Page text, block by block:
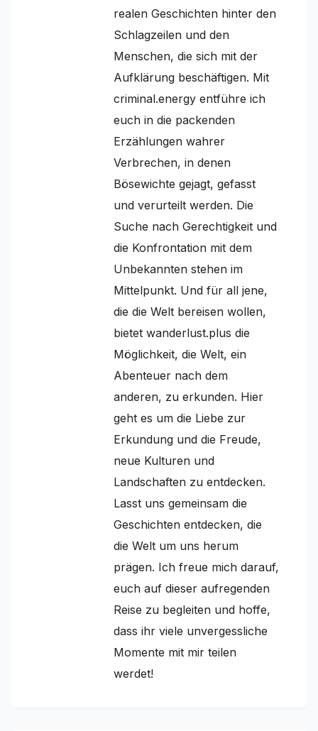
realen Geschichten hinter den
Schlagzeilen und den
Menschen, die sich mit der
Aufklärung beschäftigen. Mit
criminal.energy entführe ich
euch in die packenden
Erzählungen wahrer
Verbrechen, in denen
Bösewichte gejagt, gefasst
und verurteilt werden. Die
Suche nach Gerechtigkeit und
die Konfrontation mit dem
Unbekannten stehen im
Mittelpunkt. Und für all jene,
die die Welt bereisen wollen,
bietet wanderlust.plus die
Möglichkeit, die Welt, ein
Abenteuer nach dem
anderen, zu erkunden. Hier
geht es um die Liebe zur
Erkundung und die Freude,
neue Kulturen und
Landschaften zu entdecken.
Lasst uns gemeinsam die
Geschichten entdecken, die
die Welt um uns herum
prägen. Ich freue mich darauf,
euch auf dieser aufregenden
Reise zu begleiten und hoffe,
dass ihr viele unvergessliche
Momente mit mir teilen
werdet!